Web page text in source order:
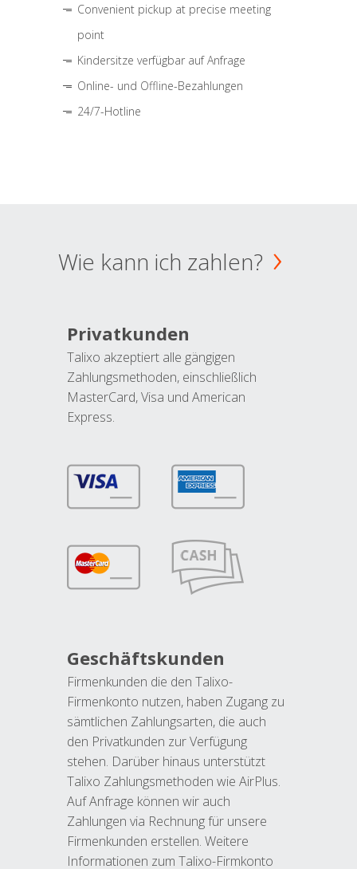
Convenient pickup at precise meeting
point
Kindersitze verfügbar auf Anfrage
Online- und Offline-Bezahlungen
24/7-Hotline
Wie kann ich zahlen?
Privatkunden
Talixo akzeptiert alle gängigen
Zahlungsmethoden, einschließlich
MasterCard, Visa und American
Express.
Geschäftskunden
Firmenkunden die den Talixo-
Firmenkonto nutzen, haben Zugang zu
sämtlichen Zahlungsarten, die auch
den Privatkunden zur Verfügung
stehen. Darüber hinaus unterstützt
Talixo Zahlungsmethoden wie AirPlus.
Auf Anfrage können wir auch
Zahlungen via Rechnung für unsere
Firmenkunden erstellen. Weitere
Informationen zum Talixo-Firmkonto